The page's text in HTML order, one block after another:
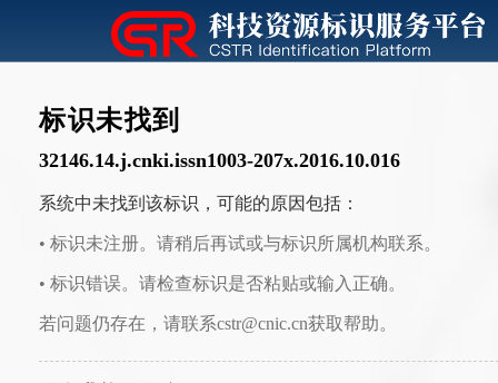
标识未找到
32146.14.j.cnki.issn1003-207x.2016.10.016
系统中未找到该标识，可能的原因包括：
• 标识未注册。请稍后再试或与标识所属机构联系。
• 标识错误。请检查标识是否粘贴或输入正确。
若问题仍存在，请联系cstr@cnic.cn获取帮助。